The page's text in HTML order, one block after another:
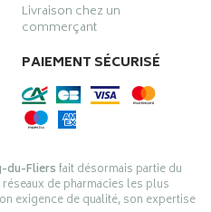
Livraison chez un
commerçant
PAIEMENT SÉCURISÉ
du-Fliersfait désormais partie du
réseaux de pharmacies les plus
exigence de qualité, son expertise